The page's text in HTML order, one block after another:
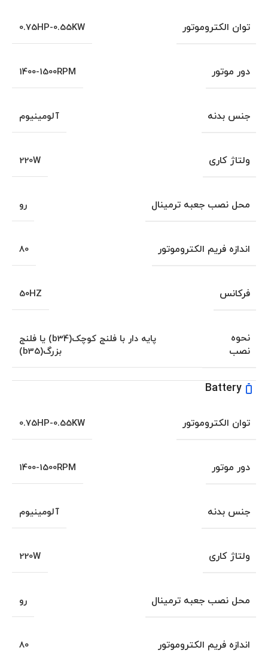
توان الکتروموتور 0.75HP-0.55KW
دور موتور 1400-1500RPM
جنس بدنه آلومینیوم
ولتاژ کاری 220W
محل نصب جعبه ترمینال رو
اندازه فریم الکتروموتور 80
فرکانس 50HZ
نحوه
نصب
پایه دار با فلنج کوچک(b34) یا فلنج
بزرگ(b35)
Battery
توان الکتروموتور 0.75HP-0.55KW
دور موتور 1400-1500RPM
جنس بدنه آلومینیوم
ولتاژ کاری 220W
محل نصب جعبه ترمینال رو
اندازه فریم الکتروموتور 80